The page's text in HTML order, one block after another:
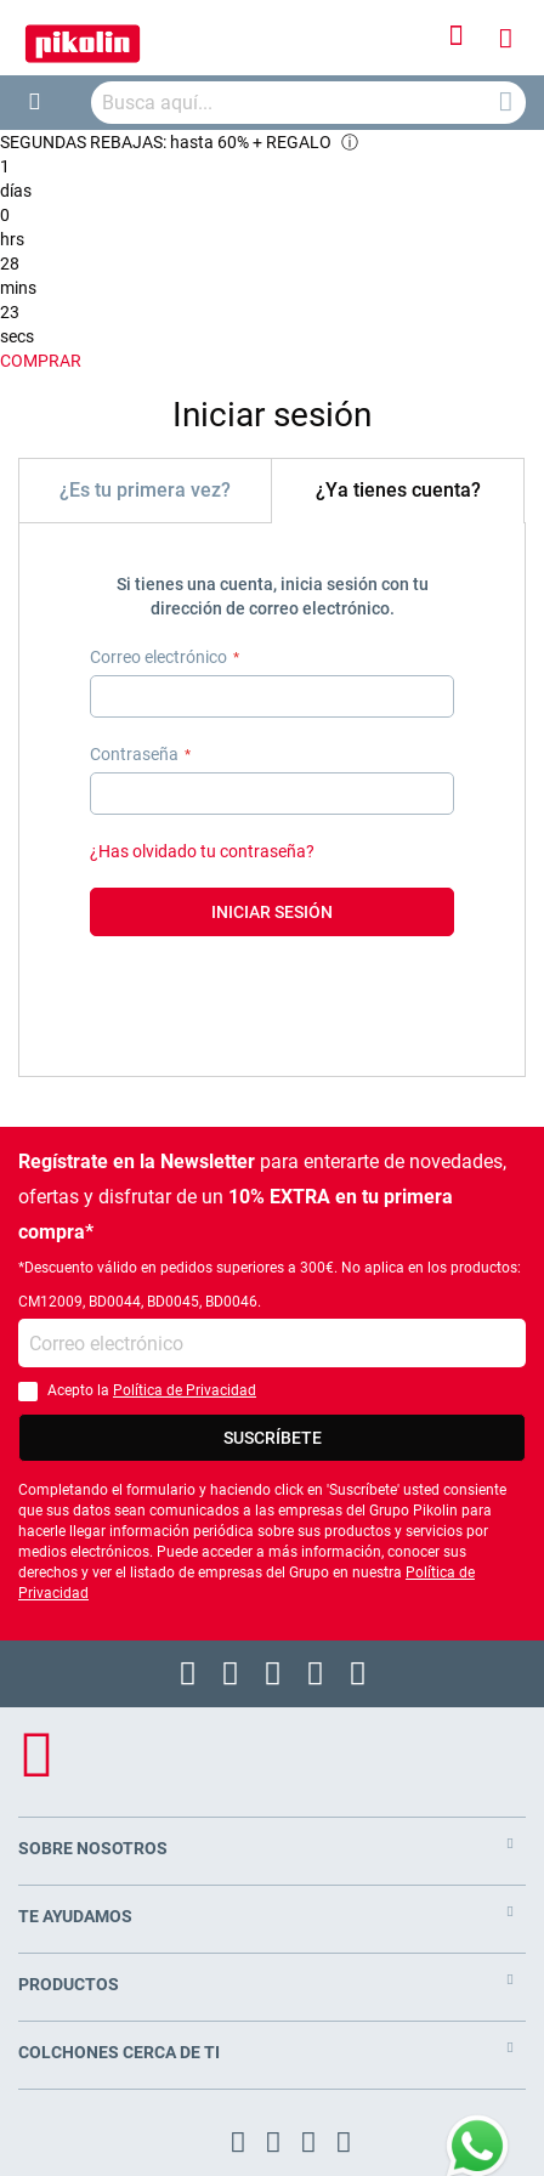
Iniciar
Buscar
SEGUNDAS REBAJAS: hasta 60% + REGALO ⓘ
1
días
0
hrs
28
mins
23
secs
COMPRAR
Iniciar sesión
¿Es tu primera vez? ¿Ya tienes cuenta?
Si tienes una cuenta, inicia sesión con tu
dirección de correo electrónico.
Correo electrónico
Contraseña
¿Has olvidado tu contraseña?
INICIAR SESIÓN
Regístrate en la Newsletter para enterarte de novedades,
ofertas y disfrutar de un 10% EXTRA en tu primera
compra*
*Descuento válido en pedidos superiores a 300€. No aplica en los productos:
CM12009, BD0044, BD0045, BD0046.
Introduce tu e-mail
Debes aceptar la política de privacidad
Acepto la Política de Privacidad
SUSCRÍBETE
Completando el formulario y haciendo click en 'Suscríbete' usted consiente
que sus datos sean comunicados a las empresas del Grupo Pikolin para
hacerle llegar información periódica sobre sus productos y servicios por
medios electrónicos. Puede acceder a más información, conocer sus
derechos y ver el listado de empresas del Grupo en nuestra Política de
Privacidad
SOBRE NOSOTROS
TE AYUDAMOS
PRODUCTOS
COLCHONES CERCA DE TI